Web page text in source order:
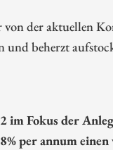
der aktuellen
und beherzt
Fokus der
per annum